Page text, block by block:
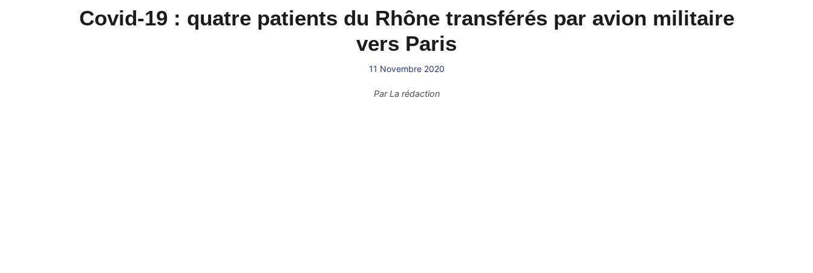
Covid-19 : quatre patients du Rhône transférés par avion militaire
vers Paris
11 Novembre 2020
ParLa rédaction